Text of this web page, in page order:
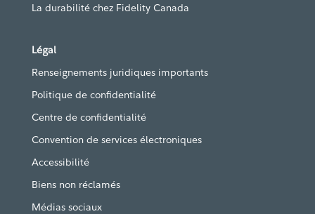
La durabilité chez Fidelity Canada
Légal
Renseignements juridiques importants
Politique de confidentialité
Centre de confidentialité
Convention de services électroniques
Accessibilité
Biens non réclamés
Médias sociaux